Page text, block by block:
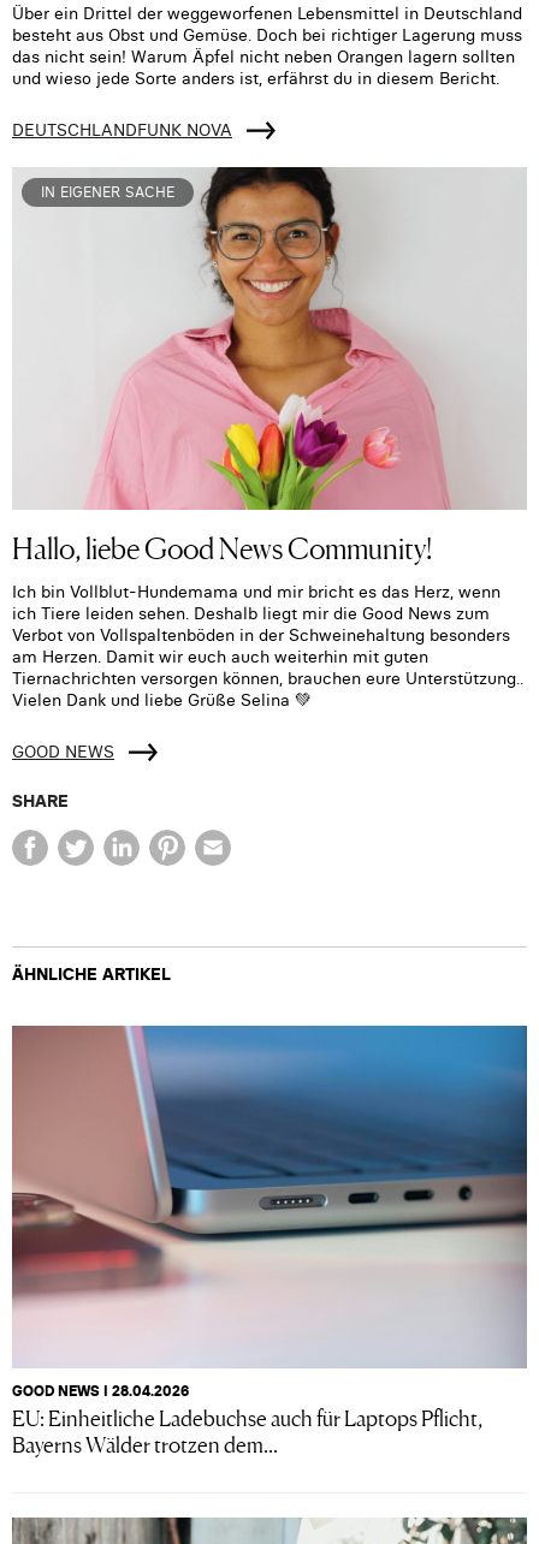
Über ein Drittel der weggeworfenen Lebensmittel in Deutschland
besteht aus Obst und Gemüse. Doch bei richtiger Lagerung muss
das nicht sein! Warum Äpfel nicht neben Orangen lagern sollten
und wieso jede Sorte anders ist, erfährst du in diesem Bericht.
DEUTSCHLANDFUNK NOVA
IN EIGENER SACHE
Hallo, liebe Good News Community!
Ich bin Vollblut-Hundemama und mir bricht es das Herz, wenn
ich Tiere leiden sehen. Deshalb liegt mir die Good News zum
Verbot von Vollspaltenböden in der Schweinehaltung besonders
am Herzen. Damit wir euch auch weiterhin mit guten
Tiernachrichten versorgen können, brauchen eure Unterstützung..
Vielen Dank und liebe Grüße Selina 💚
GOOD NEWS
SHARE
ÄHNLICHE ARTIKEL
GOOD NEWS I 28.04.2026
EU: Einheitliche Ladebuchse auch für Laptops Pflicht,
Bayerns Wälder trotzen dem...